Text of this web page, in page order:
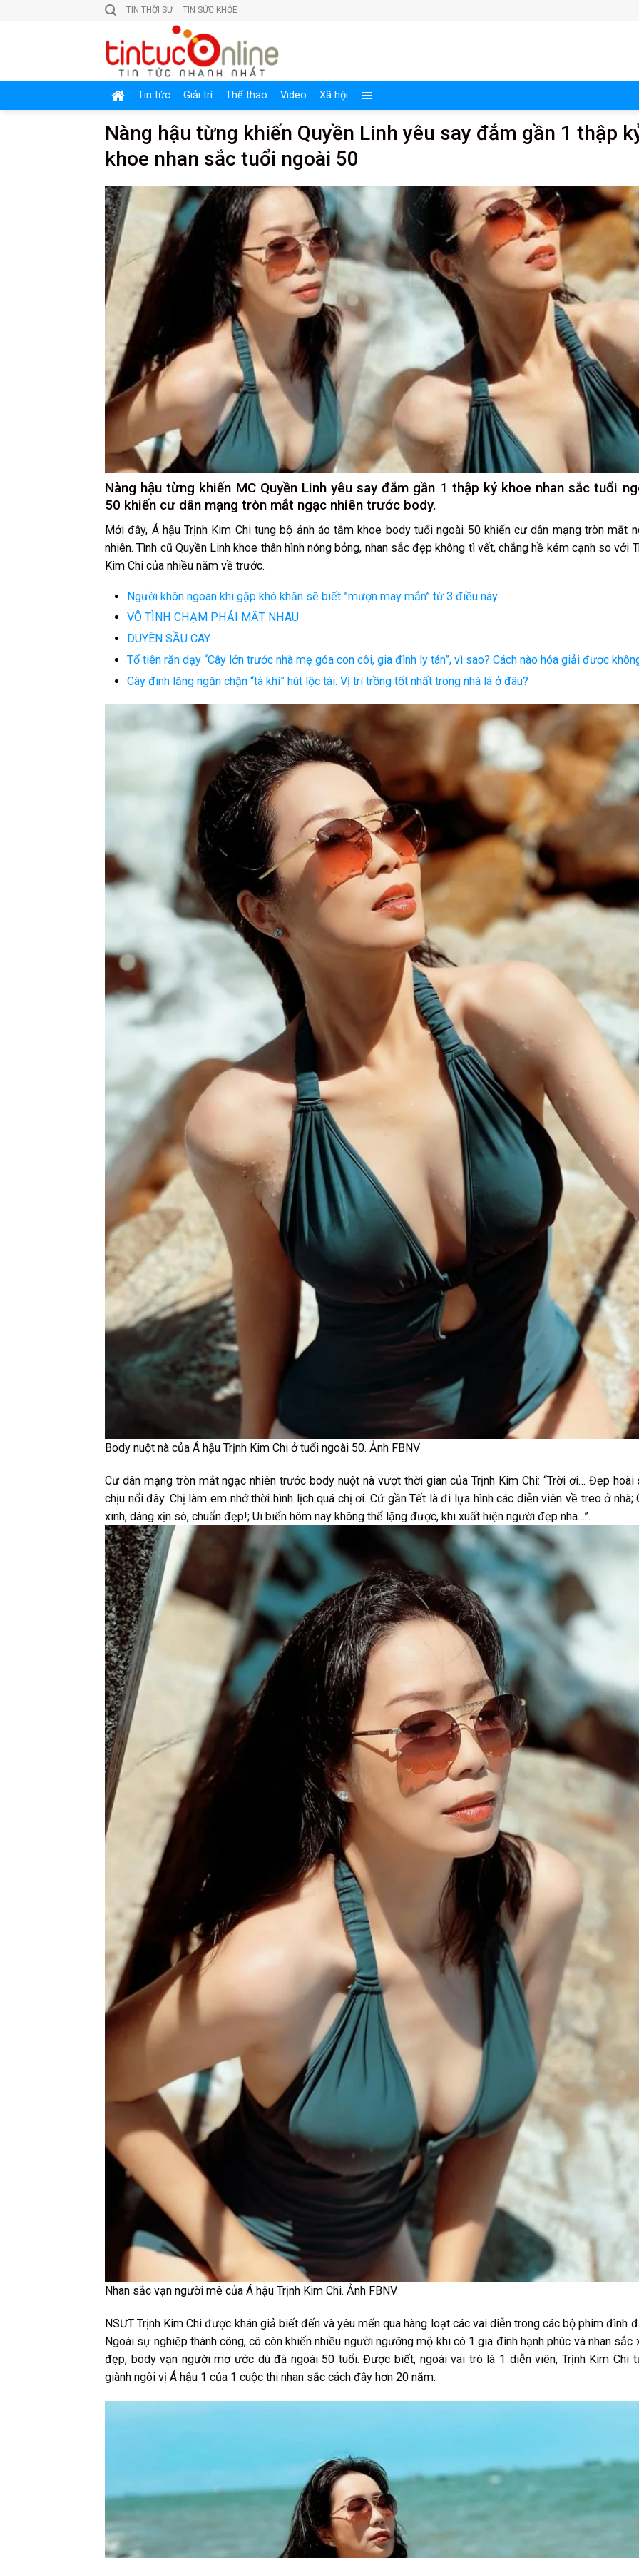
TIN THỜI SỰ TIN SỨC KHỎE
Tin tức Giải trí Thể thao Video Xã hội
Nàng hậu từng khiến Quyền Linh yêu say đắm gần 1 thập
khoe nhan sắc tuổi ngoài 50
Nàng hậu từng khiến MC Quyền Linh yêu say đắm gần 1 thập kỷ khoe nhan sắc tuổi
50 khiến cư dân mạng tròn mắt ngạc nhiên trước body.
Mới đây, Á hậu Trịnh Kim Chi tung bộ ảnh áo tắm khoe body tuổi ngoài 50 khiến cư dân mạng tròn mắt
nhiên. Tình cũ Quyền Linh khoe thân hình nóng bỏng, nhan sắc đẹp không tì vết, chẳng hề kém cạnh so với
Kim Chi của nhiều năm về trước.
Người khôn ngoan khi gặp khó khăn sẽ biết ”mượn may mắn” từ 3 điều này
VÔ TÌNH CHẠM PHẢI MẮT NHAU
DUYÊN SẦU CAY
Tổ tiên răn dạy “Cây lớn trước nhà mẹ góa con côi, gia đình ly tán”, vì sao? Cách nào hóa giải được
Cây đinh lăng ngăn chặn “tà khí” hút lộc tài: Vị trí trồng tốt nhất trong nhà là ở đâu?
Body nuột nà của Á hậu Trịnh Kim Chi ở tuổi ngoài 50. Ảnh FBNV
Cư dân mạng tròn mắt ngạc nhiên trước body nuột nà vượt thời gian của Trịnh Kim Chi: “Trời ơi… Đẹp hoài
chịu nổi đây. Chị làm em nhớ thời hình lịch quá chị ơi. Cứ gần Tết là đi lựa hình các diễn viên về treo ở nhà;
xinh, dáng xịn sò, chuẩn đẹp!; Ui biển hôm nay không thể lặng được, khi xuất hiện người đẹp nha…”.
Nhan sắc vạn người mê của Á hậu Trịnh Kim Chi. Ảnh FBNV
NSƯT Trịnh Kim Chi được khán giả biết đến và yêu mến qua hàng loạt các vai diễn trong các bộ phim đình
Ngoài sự nghiệp thành công, cô còn khiến nhiều người ngưỡng mộ khi có 1 gia đình hạnh phúc và nhan sắc
đẹp, body vạn người mơ ước dù đã ngoài 50 tuổi. Được biết, ngoài vai trò là 1 diễn viên, Trịnh Kim Chi
giành ngôi vị Á hậu 1 của 1 cuộc thi nhan sắc cách đây hơn 20 năm.